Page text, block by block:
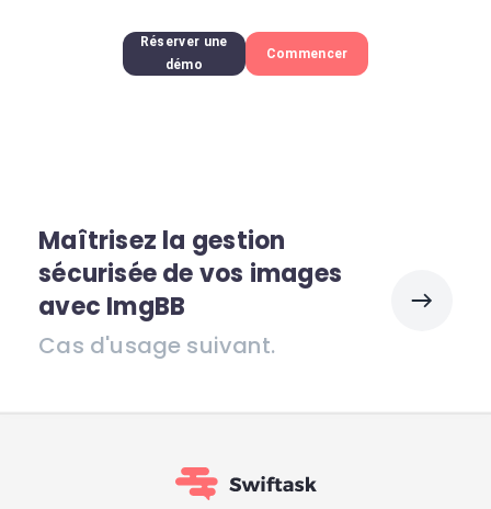
Réserver une
démo
Commencer
Maîtrisez la gestion
sécurisée de vos images
avec ImgBB
Cas d'usage suivant.